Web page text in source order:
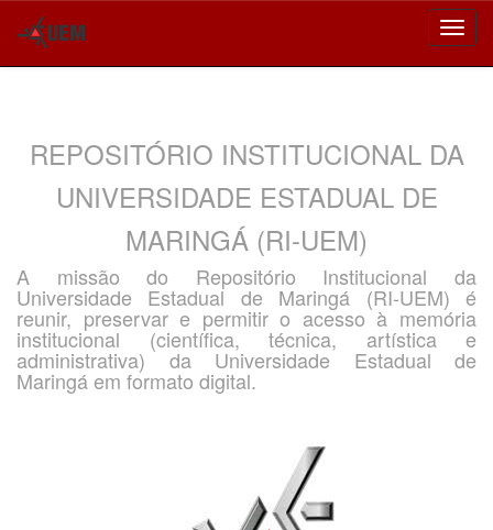
REPOSITÓRIO INSTITUCIONAL DA
UNIVERSIDADE ESTADUAL DE
MARINGÁ (RI-UEM)
A missão do Repositório Institucional da
Universidade Estadual de Maringá (RI-UEM) é
reunir, preservar e permitir o acesso à memória
institucional (científica, técnica, artística e
administrativa) da Universidade Estadual de
Maringá em formato digital.